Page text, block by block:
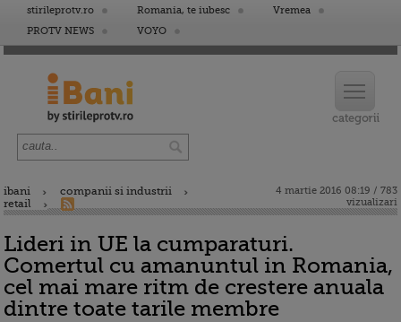
stirileprotv.ro Romania, te iubesc
Vremea
PROTV NEWS
VOYO
ibani
companii si industrii
retail
4 martie 2016 08:19 / 783
vizualizari
Lideri in UE la cumparaturi.
Comertul cu amanuntul in Romania,
cel mai mare ritm de crestere anuala
dintre toate tarile membre